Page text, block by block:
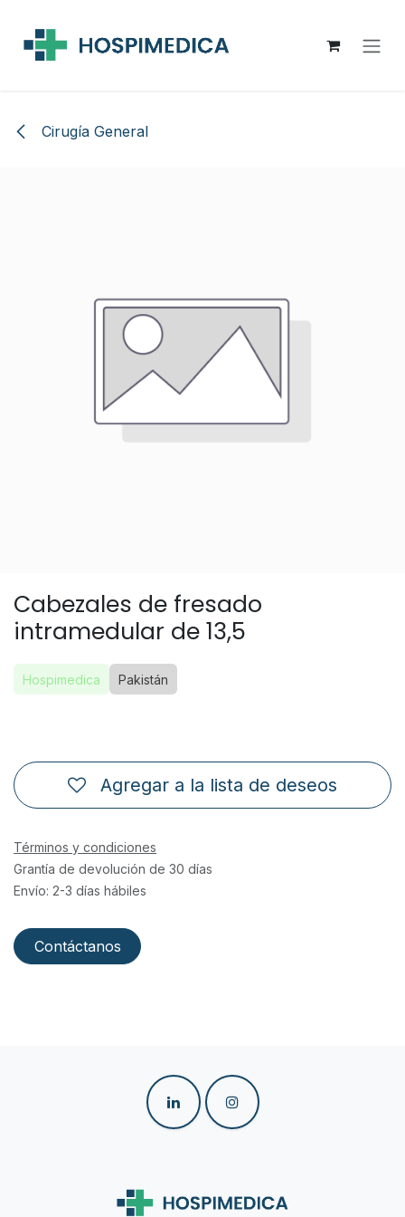
Cirugía General
Cabezales de fresado
intramedular de 13,5
Hospimedica Pakistán
Agregar a la lista de deseos
Términos y condiciones
Grantía de devolución de 30 días
Envío: 2-3 días hábiles
Contáctanos